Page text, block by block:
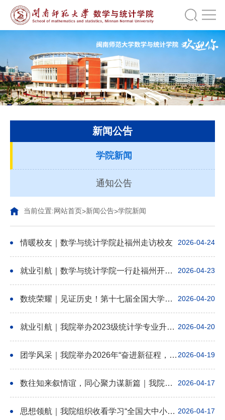
新闻公告
学院新闻
通知公告
当前位置:网站首页>新闻公告>学院新闻
情暖校友｜数学与统计学院赴福州走访校友 2026-04-24
就业引航｜数学与统计学院一行赴福州开展访企拓岗活动 2026-04-23
数统荣耀｜见证历史！第十七届全国大学生数学竞赛，我们交出最好答卷！ 2026-04-20
就业引航｜我院举办2023级统计学专业升学、就业分享交流会 2026-04-20
团学风采｜我院举办2026年“奋进新征程，建功‘十五五’”团支部风采展示汇报会 2026-04-19
数往知来叙情谊，同心聚力谋新篇｜我院召开历届辅导员座谈会暨校友工作交流会 2026-04-17
思想领航｜我院组织收看学习“全国大中小学同上一堂总体国家安全观‘思政大课’” 2026-04-17